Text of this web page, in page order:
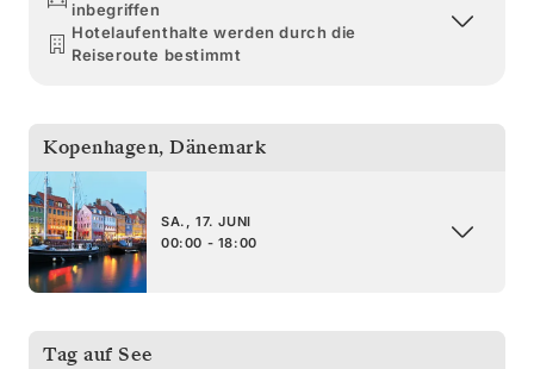
inbegriffen
Hotelaufenthalte werden durch die
Reiseroute bestimmt
Kopenhagen, Dänemark
SA., 17. JUNI
00:00 - 18:00
Tag auf See